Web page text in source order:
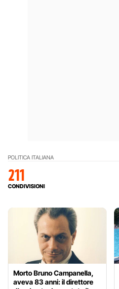
POLITICA ITALIANA
211
CONDIVISIONI
Morto Bruno Campanella,
aveva 83 anni: il direttore